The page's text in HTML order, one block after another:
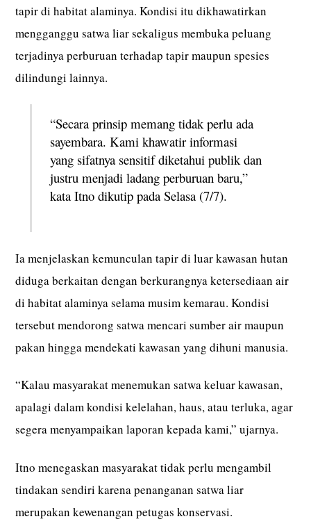
tapir di habitat alaminya. Kondisi itu dikhawatirkan
mengganggu satwa liar sekaligus membuka peluang
terjadinya perburuan terhadap tapir maupun spesies
dilindungi lainnya.
“Secara prinsip memang tidak perlu ada
sayembara. Kami khawatir informasi
yang sifatnya sensitif diketahui publik dan
justru menjadi ladang perburuan baru,”
kata Itno dikutip pada Selasa (7/7).
Ia menjelaskan kemunculan tapir di luar kawasan hutan
diduga berkaitan dengan berkurangnya ketersediaan air
di habitat alaminya selama musim kemarau. Kondisi
tersebut mendorong satwa mencari sumber air maupun
pakan hingga mendekati kawasan yang dihuni manusia.
“Kalau masyarakat menemukan satwa keluar kawasan,
apalagi dalam kondisi kelelahan, haus, atau terluka, agar
segera menyampaikan laporan kepada kami,” ujarnya.
Itno menegaskan masyarakat tidak perlu mengambil
tindakan sendiri karena penanganan satwa liar
merupakan kewenangan petugas konservasi.